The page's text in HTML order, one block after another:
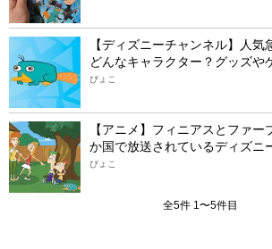
【ディズニーチャンネル】人
どんなキャラクター？グッズや
ぴょこ
【アニメ】フィニアスとファ
か国で放送されているディズニ
ぴょこ
全5件 1〜5件目